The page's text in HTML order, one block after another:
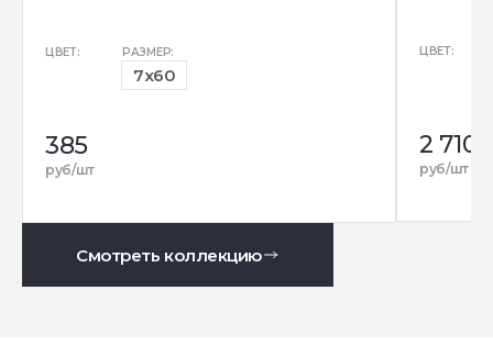
ЦВЕТ: РАЗМЕР:
7x60
385
руб/шт
ЦВЕТ:
2 710
руб/шт
Смотреть коллекцию